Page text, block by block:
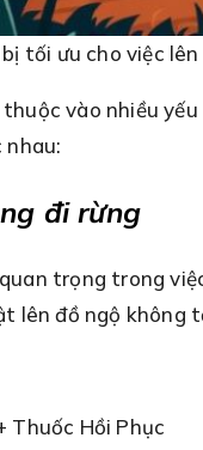
tối ưu cho việc
vào nhiều
nhau:
đi rừng
trọng trong
lên đồ ngộ không
Thuốc Hồi Phục